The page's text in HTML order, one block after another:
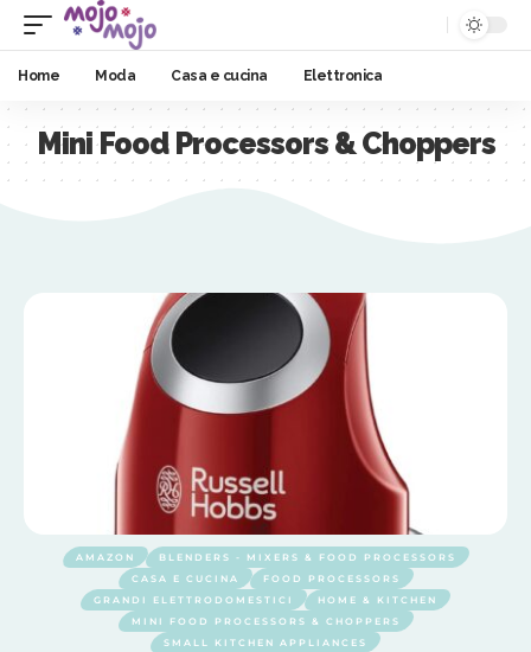
Home Moda Casa e cucina Elettronica
Mini Food Processors & Choppers
AMAZON
BLENDERS - MIXERS & FOOD PROCESSORS
CASA E CUCINA
FOOD PROCESSORS
GRANDI ELETTRODOMESTICI
HOME & KITCHEN
MINI FOOD PROCESSORS & CHOPPERS
SMALL KITCHEN APPLIANCES